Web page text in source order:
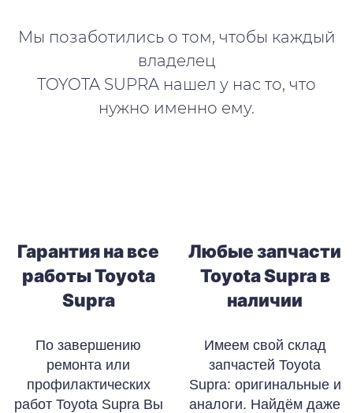
Мы позаботились о том, чтобы каждый
владелец
TOYOTA SUPRA нашел у нас то, что
нужно именно ему.
Гарантия на все
работы Toyota
Supra
По завершению
ремонта или
профилактических
работ Toyota Supra Вы
Любые запчасти
Toyota Supra в
наличии
Имеем свой склад
запчастей Toyota
Supra: оригинальные и
аналоги. Найдём даже